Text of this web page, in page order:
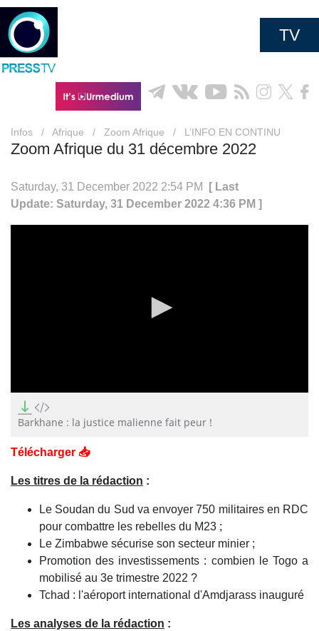
TV
Infos / Afrique / Zoom Afrique / L’INFO EN CONTINU
Zoom Afrique du 31 décembre 2022
Saturday, 31 December 2022 2:54 PM
[ Last
Update: Saturday, 31 December 2022 4:36 PM ]
seconds
of
39
Barkhane : la justice malienne fait peur !
Télécharger 📥
Les titres de la rédaction :
Le Soudan du Sud va envoyer 750 militaires en RDC
pour combattre les rebelles du M23 ;
Le Zimbabwe sécurise son secteur minier ;
Promotion des investissements : combien le Togo a
mobilisé au 3e trimestre 2022 ?
Tchad : l'aéroport international d'Amdjarass inauguré
Les analyses de la rédaction :